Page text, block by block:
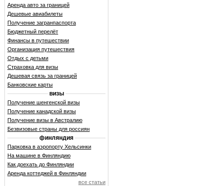
Аренда авто за границей
Дешевые авиабилеты
Получение загранпаспорта
Бюджетный перелёт
Финансы в путешествии
Организация путешествия
Отдых с детьми
Страховка для визы
Дешевая связь за границей
Банковские карты
визы
Получение шенгенской визы
Получение канадской визы
Получение визы в Австралию
Безвизовые страны для россиян
финляндия
Парковка в аэропорту Хельсинки
На машине в Финляндию
Как доехать до Финляндии
Аренда коттеджей в Финляндии
все статьи